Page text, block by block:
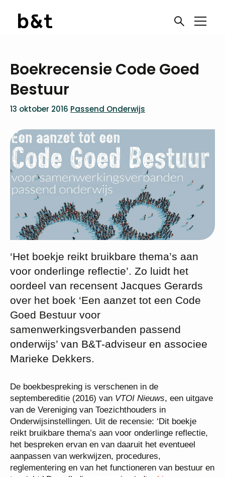
Boekrecensie Code Goed
Bestuur
13 oktober 2016 Passend Onderwijs
‘Het boekje reikt bruikbare thema’s aan
voor onderlinge reflectie’. Zo luidt het
oordeel van recensent Jacques Gerards
over het boek ‘Een aanzet tot een Code
Goed Bestuur voor
samenwerkingsverbanden passend
onderwijs’ van B&T-adviseur en associee
Marieke Dekkers.
De boekbespreking is verschenen in de
septembereditie (2016) van VTOI Nieuws, een uitgave
van de Vereniging van Toezichthouders in
Onderwijsinstellingen. Uit de recensie: ‘Dit boekje
reikt bruikbare thema’s aan voor onderlinge reflectie,
het bespreken ervan en van daaruit het eventueel
aanpassen van werkwijzen, procedures,
reglementering en van het functioneren van bestuur en